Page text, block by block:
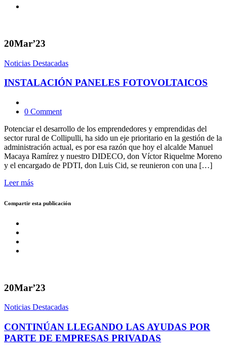
20Mar’23
Noticias Destacadas
INSTALACIÓN PANELES FOTOVOLTAICOS
0 Comment
Potenciar el desarrollo de los emprendedores y emprendidas del
sector rural de Collipulli, ha sido un eje prioritario en la gestión de la
administración actual, es por esa razón que hoy el alcalde Manuel
Macaya Ramírez y nuestro DIDECO, don Víctor Riquelme Moreno
y el encargado de PDTI, don Luis Cid, se reunieron con una […]
Leer más
Compartir esta publicación
20Mar’23
Noticias Destacadas
CONTINÚAN LLEGANDO LAS AYUDAS POR
PARTE DE EMPRESAS PRIVADAS